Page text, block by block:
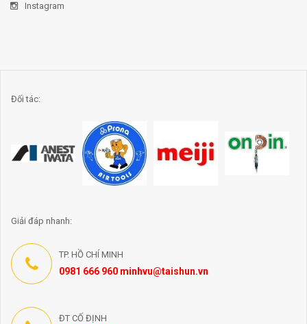
Instagram
Đối tác:
Giải đáp nhanh:
TP. HỒ CHÍ MINH
0981 666 960 minhvu@taishun.vn
ĐT CỐ ĐỊNH